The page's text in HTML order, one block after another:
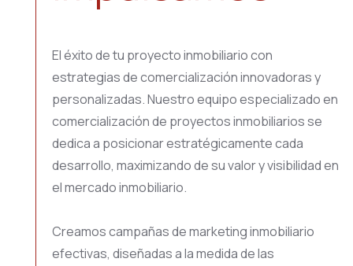
El éxito de tu proyecto inmobiliario con
estrategias de comercialización innovadoras y
personalizadas. Nuestro equipo especializado en
comercialización de proyectos inmobiliarios se
dedica a posicionar estratégicamente cada
desarrollo, maximizando de su valor y visibilidad en
el mercado inmobiliario.
Creamos campañas de marketing inmobiliario
efectivas, diseñadas a la medida de las